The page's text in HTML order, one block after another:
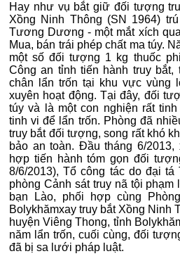
Hay như vụ bắt giữ đối tượng
Xồng Ninh Thông (SN 1964)
Tương Dương - một mắt xích
Mua, bán trái phép chất ma túy.
một số đối tượng 1 kg thuốc
Công an tỉnh tiến hành truy bắt,
chân lẩn trốn tại khu vực vùng
xuyên hoạt động. Tại đây, đối
túy và là một con nghiện rất
tinh vi để lẩn trốn. Phòng đã
truy bắt đối tượng, song rất khó
bảo an toàn. Đầu tháng 6/
hợp tiến hành tóm gọn đối
8/6/2013), Tổ công tác do đại
phòng Cảnh sát truy nã tội
bạn Lào, phối hợp cùng
Bolykhămxay truy bắt Xồng Ninh
huyện Viêng Thong, tỉnh
năm lẩn trốn, cuối cùng, đối
đã bị sa lưới pháp luật.